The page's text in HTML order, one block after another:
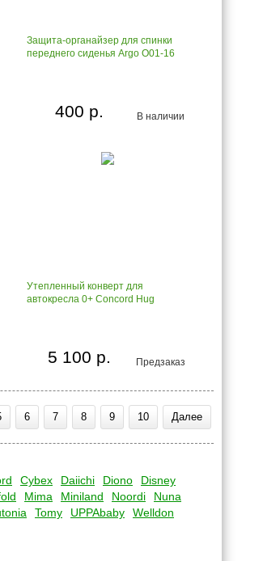
Защита-органайзер для спинки
переднего сиденья Argo О01-16
В наличии
400 р.
Утепленный конверт для
автокресла 0+ Concord Hug
Предзаказ
5 100 р.
6 7 8 9 10 Далее
Cybex Daiichi Diono
Disney
Mima Miniland Noordi
Nuna
Tomy UPPAbaby
Welldon